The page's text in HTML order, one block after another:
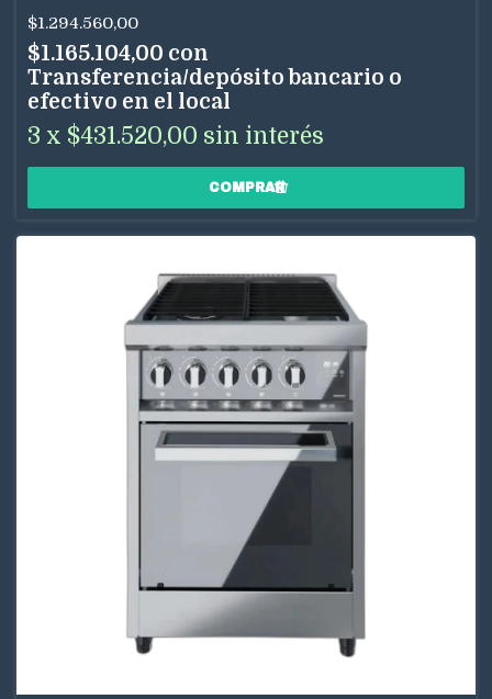
$1.294.560,00
$1.165.104,00 con
Transferencia/depósito bancario o
efectivo en el local
3 x $431.520,00 sin interés